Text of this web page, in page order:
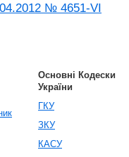
№ 4651-VI
Основні Кодески
України
ГКУ
ЗКУ
КАСУ